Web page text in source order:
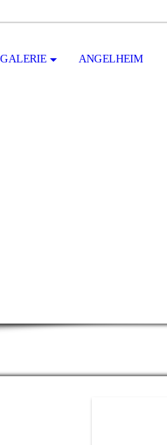
GALERIE ANGELHEIM